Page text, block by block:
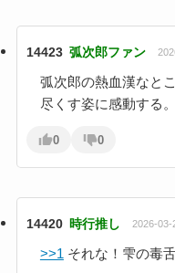
14423 弧次郎ファン
弧次郎の熱血漢なと
尽くす姿に感動する。
0 0
14420 時行推し 2026-03-
>>1 それな！雫の毒